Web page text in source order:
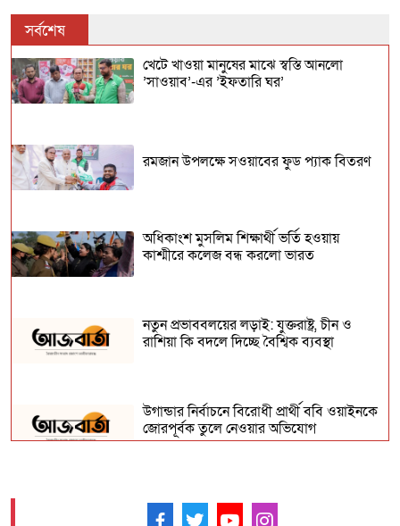
ইশরাক হোসেন
আন্দালিব রহমান পার্থর স্ত্রীকে বিদেশ যেতে
হতাহত পরিবারের পাশে খালেদা জিয়া ও
সর্বশেষ
খেটে খাওয়া মানুষের মাঝে স্বস্তি আনলো
’সাওয়াব’-এর ’ইফতারি ঘর’
রমজান উপলক্ষে সওয়াবের ফুড প্যাক বিতরণ
অধিকাংশ মুসলিম শিক্ষার্থী ভর্তি হওয়ায়
কাশ্মীরে কলেজ বন্ধ করলো ভারত
নতুন প্রভাববলয়ের লড়াই: যুক্তরাষ্ট্র, চীন ও
রাশিয়া কি বদলে দিচ্ছে বৈশ্বিক ব্যবস্থা
উগান্ডার নির্বাচনে বিরোধী প্রার্থী ববি ওয়াইনকে
জোরপূর্বক তুলে নেওয়ার অভিযোগ
বিহারে সড়ক দুর্ঘটনায় সপ্তম শ্রেণির ছাত্র নিহত,
সাহায্যের বদলে মাছ লুট